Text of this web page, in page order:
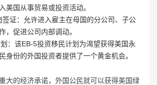
美国从事贸易或投资活动。
签证：允许进入雇主在母国的分公司、子公
，促进公司内部调动。
：该EB-5投资移民计划为渴望获得美国永
身份的外国投资者提供了一个黄金机会。
大的经济承诺，外国公民就可以获得美国绿